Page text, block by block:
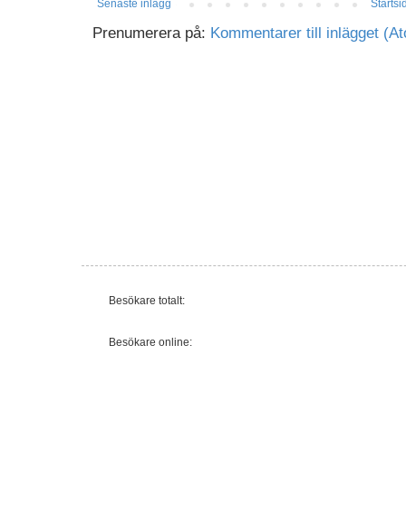
Senaste inlägg
Prenumerera på: Kommentarer till inlägget
Besökare totalt:
Besökare online: